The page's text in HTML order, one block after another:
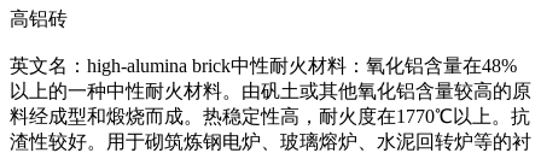
高铝砖
英文名：high-alumina brick中性耐火材料：氧化铝含量在48%
以上的一种中性耐火材料。由矾土或其他氧化铝含量较高的原
料经成型和煅烧而成。热稳定性高，耐火度在1770℃以上。抗
渣性较好。用于砌筑炼钢电炉、玻璃熔炉、水泥回转炉等的衬